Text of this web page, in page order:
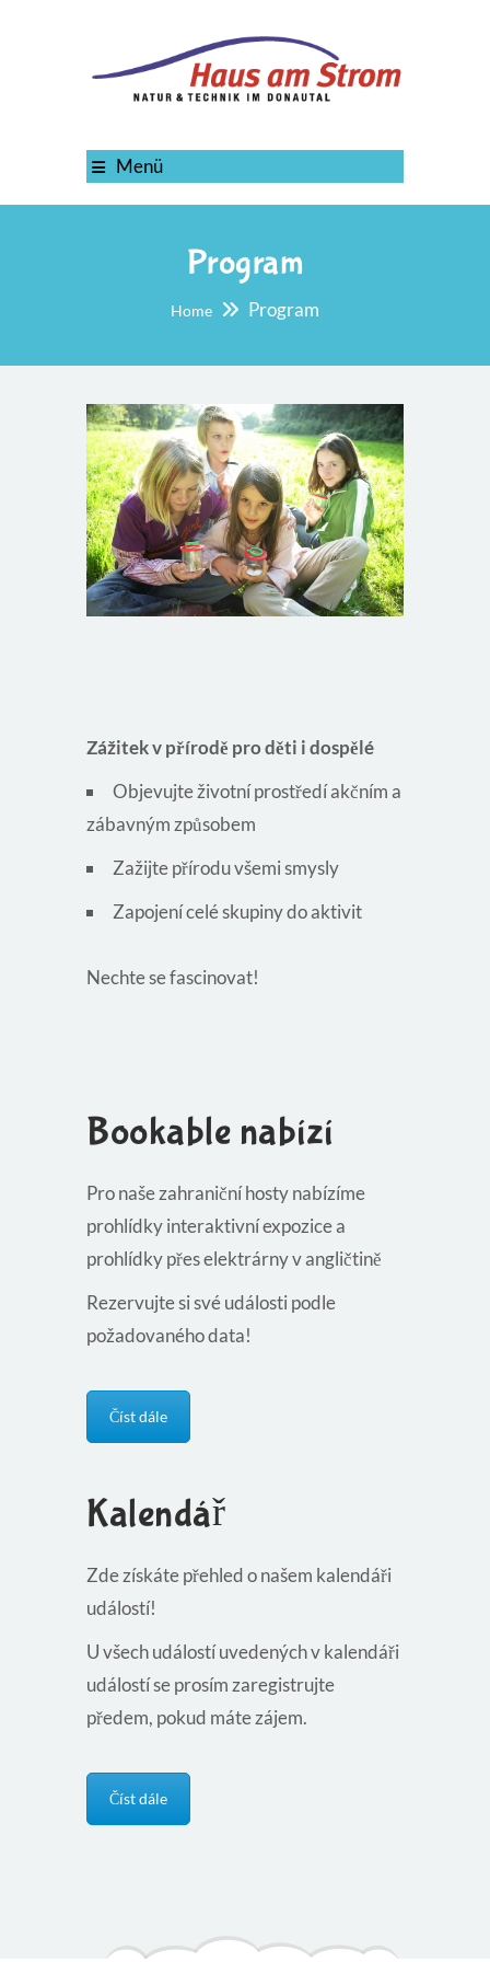
Menü
Program
Home Program
Zážitek v přírodě pro děti i dospělé
Objevujte životní prostředí akčním a
zábavným způsobem
Zažijte přírodu všemi smysly
Zapojení celé skupiny do aktivit
Nechte se fascinovat!
Bookable nabízí
Pro naše zahraniční hosty nabízíme
prohlídky interaktivní expozice a
prohlídky přes elektrárny v angličtině
Rezervujte si své události podle
požadovaného data!
Číst dále
Kalendář
Zde získáte přehled o našem kalendáři
událostí!
U všech událostí uvedených v kalendáři
událostí se prosím zaregistrujte
předem, pokud máte zájem.
Číst dále